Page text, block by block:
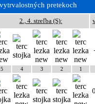
pretekoch
2., 4. streľba (S):
5 4 3 2 1